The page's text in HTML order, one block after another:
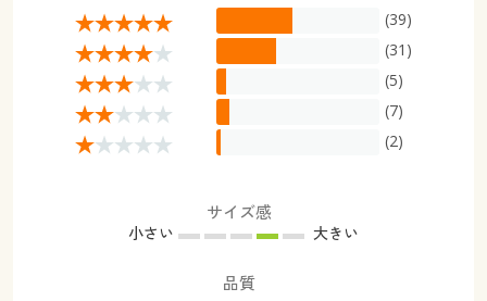
(39)
(31)
(5)
(7)
(2)
サイズ感
小さい 大きい
品質